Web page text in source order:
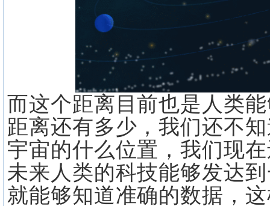
而这个距离目前也是人类
距离还有多少，我们还不
宇宙的什么位置，我们现
未来人类的科技能够发达
就能够知道准确的数据，